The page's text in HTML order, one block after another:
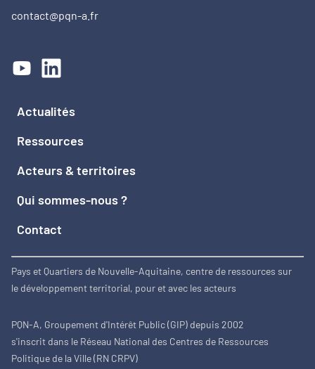
contact@pqn-a.fr
Actualités
Ressources
Acteurs & territoires
Qui sommes-nous ?
Contact
Pays et Quartiers de Nouvelle-Aquitaine, centre de ressources sur
le développement territorial, pour et avec les acteurs
PQN-A, Groupement d'Intérêt Public (GIP) depuis 2002
s'inscrit dans le Réseau National des Centres de Ressources
Politique de la Ville (RN CRPV)